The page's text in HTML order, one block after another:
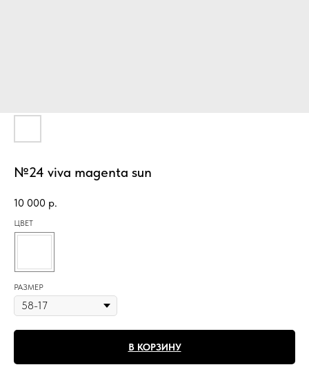
№24 viva magenta sun
10 000 р.
ЦВЕТ
РАЗМЕР
В КОРЗИНУ